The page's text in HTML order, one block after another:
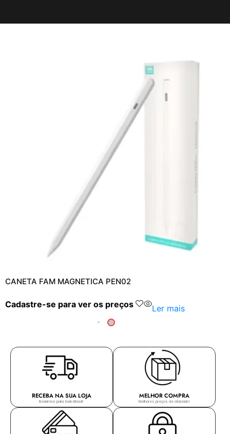
CANETA FAM MAGNETICA PEN02
Cadastre-se para ver os preços Ler mais
RECEBA NA SUA LOJA
Enviamos para todo Brasil!
MELHOR COMPRA
Melhores preços de atacado!